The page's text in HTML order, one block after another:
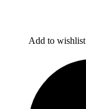
Add to wishlist